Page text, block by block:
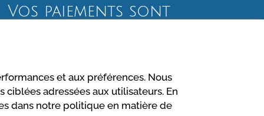
Vos paiements sont
Charte de confidentialité
et aux préférences. Nous
adressées aux utilisateurs. En
dans notre politique en matière de